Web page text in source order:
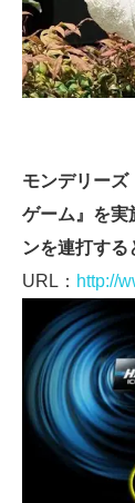
モンデリー
ゲーム』を実
ンを連打する
URL： http://